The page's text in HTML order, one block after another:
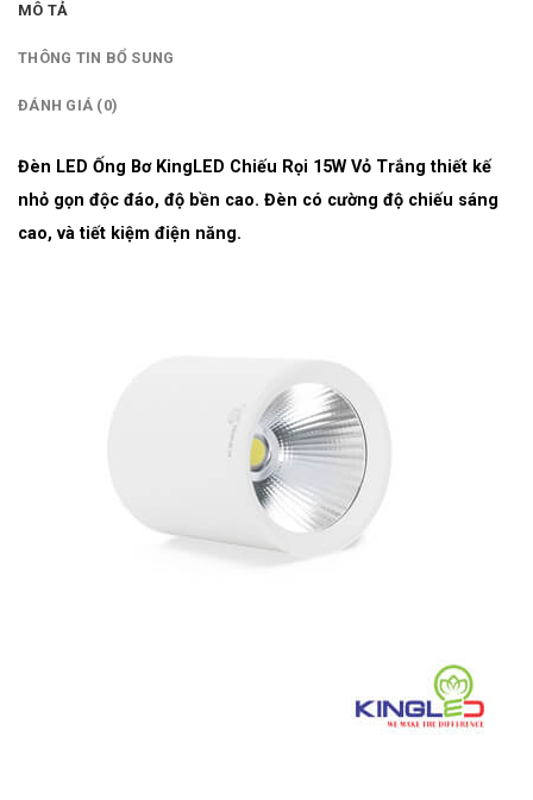
MÔ TẢ
THÔNG TIN BỔ SUNG
ĐÁNH GIÁ (0)
Đèn LED Ống Bơ KingLED Chiếu Rọi 15W Vỏ Trắng thiết kế
nhỏ gọn độc đáo, độ bền cao. Đèn có cường độ chiếu sáng
cao, và tiết kiệm điện năng.